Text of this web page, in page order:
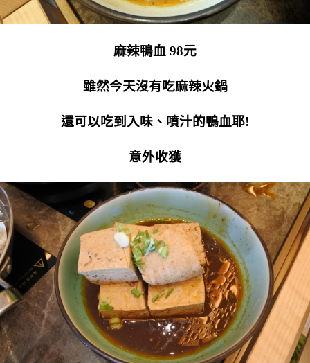
麻辣鴨血 98元
雖然今天沒有吃麻辣火鍋
還可以吃到入味、噴汁的鴨血耶!
意外收獲